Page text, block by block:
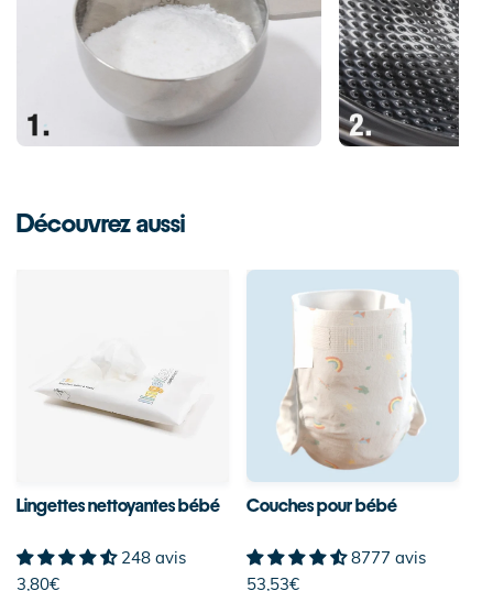
Découvrez aussi
Lingettes nettoyantes bébé
248 avis
3,80€
Couches pour bébé
8777 avis
53,53€